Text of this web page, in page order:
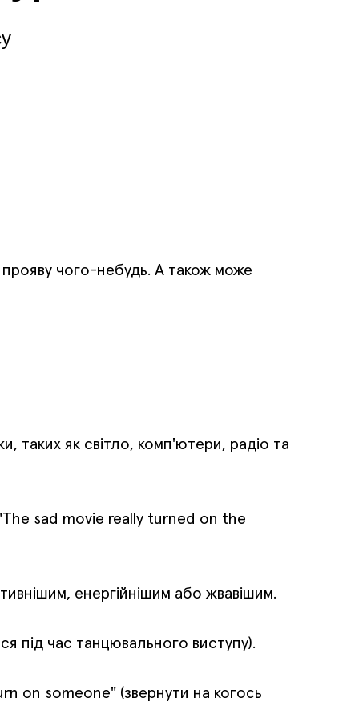
прояву чого-небудь. А також може
таких як світло, комп'ютери, радіо та
sad movie really turned on the
енергійнішим або жвавішим.
під час танцювального виступу).
on someone" (звернути на когось